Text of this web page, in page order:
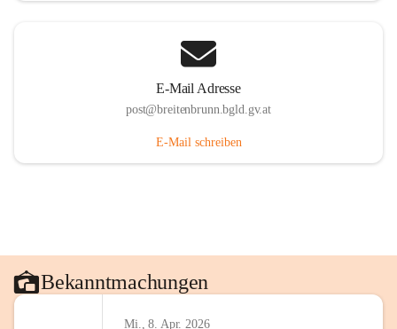
E-Mail Adresse
post@breitenbrunn.bgld.gv.at
E-Mail schreiben
Bekanntmachungen
Mi., 8. Apr. 2026